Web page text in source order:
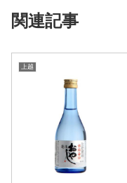
関連記事
上越